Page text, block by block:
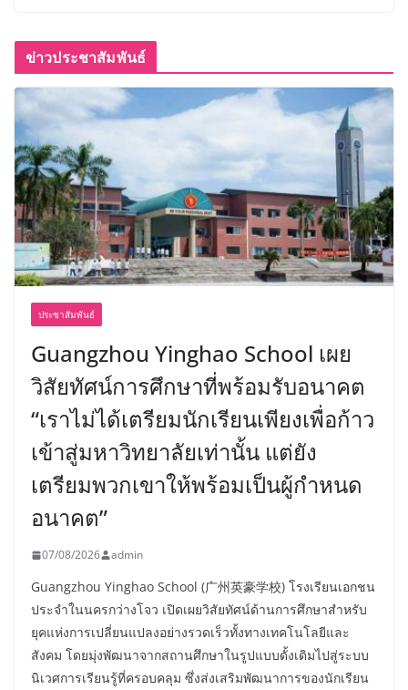
ข่าวประชาสัมพันธ์
ประชาสัมพันธ์
Guangzhou Yinghao School เผย
วิสัยทัศน์การศึกษาที่พร้อมรับอนาคต
“เราไม่ได้เตรียมนักเรียนเพียงเพื่อก้าว
เข้าสู่มหาวิทยาลัยเท่านั้น แต่ยัง
เตรียมพวกเขาให้พร้อมเป็นผู้กำหนด
อนาคต”
07/08/2026 admin
Guangzhou Yinghao School (广州英豪学校) โรงเรียนเอกชน
ประจำในนครกว่างโจว เปิดเผยวิสัยทัศน์ด้านการศึกษาสำหรับ
ยุคแห่งการเปลี่ยนแปลงอย่างรวดเร็วทั้งทางเทคโนโลยีและ
สังคม โดยมุ่งพัฒนาจากสถานศึกษาในรูปแบบดั้งเดิมไปสู่ระบบ
นิเวศการเรียนรู้ที่ครอบคลุม ซึ่งส่งเสริมพัฒนาการของนักเรียน